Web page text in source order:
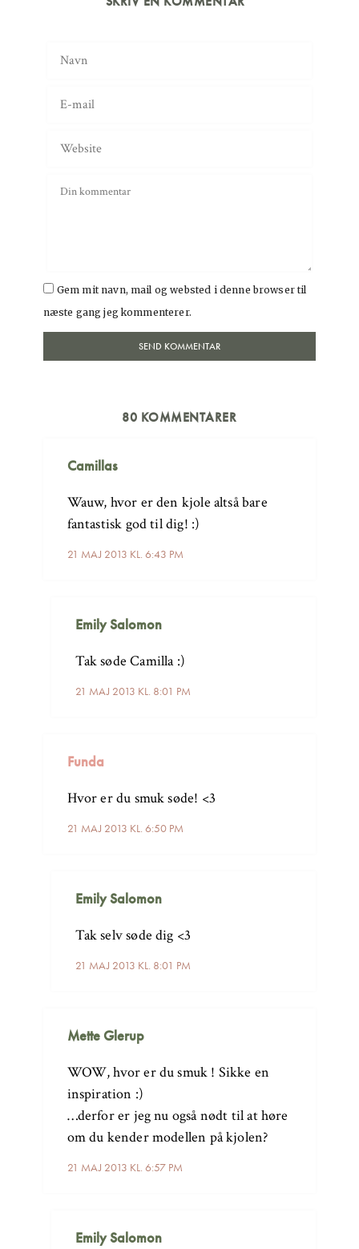
Gem mit navn, mail og websted i denne browser til
næste gang jeg kommenterer.
80 KOMMENTARER
Camillas
21 MAJ 2013 KL. 6:43 PM
Wauw, hvor er den kjole altså bare
fantastisk god til dig! :)
Emily Salomon
21 MAJ 2013 KL. 8:01 PM
Tak søde Camilla :)
Funda
21 MAJ 2013 KL. 6:50 PM
Hvor er du smuk søde! <3
Emily Salomon
21 MAJ 2013 KL. 8:01 PM
Tak selv søde dig <3
Mette Glerup
21 MAJ 2013 KL. 6:57 PM
WOW, hvor er du smuk ! Sikke en
inspiration :)
…derfor er jeg nu også nødt til at høre
om du kender modellen på kjolen?
Emily Salomon